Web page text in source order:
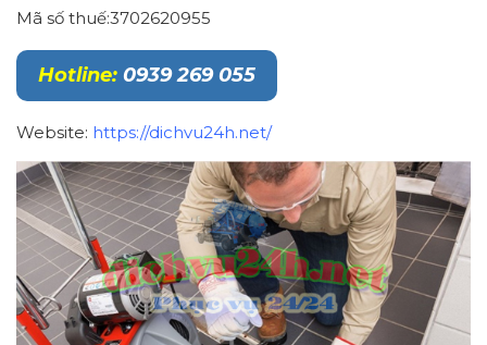
Mã số thuế:3702620955
Hotline: 0939 269 055
Website: https://dichvu24h.net/